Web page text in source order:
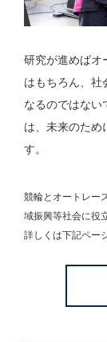
研究が進めばオ
はもちろん、社
なるのではない
は、未来のため
す。
競輪とオートレー
域振興等社会に役
詳しくは下記ペー